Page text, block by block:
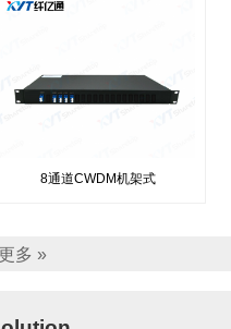
8通道CWDM机架式
多 »